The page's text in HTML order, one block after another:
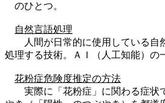
のひとつ。
自然言語処理
人間が日常的に使用している自
処理する技術。ＡＩ（人工知能）の
花粉症危険度推定の方法
実際に「花粉症」に関わる症状